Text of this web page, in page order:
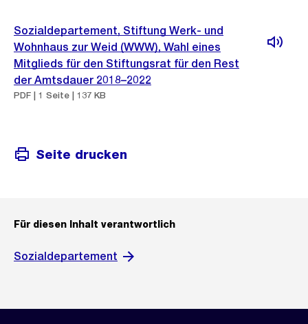
Sozialdepartement, Stiftung Werk- und
Wohnhaus zur Weid (WWW), Wahl eines
Mitglieds für den Stiftungsrat für den Rest
der Amtsdauer 2018–2022
PDF | 1 Seite | 137 KB
Seite drucken
Für diesen Inhalt verantwortlich
Sozialdepartement